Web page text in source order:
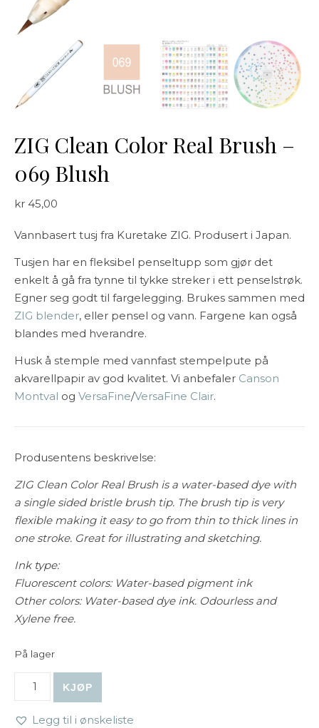
ZIG Clean Color Real Brush –
069 Blush
kr 45,00
Vannbasert tusj fra Kuretake ZIG. Produsert i Japan.
Tusjen har en fleksibel penseltupp som gjør det
enkelt å gå fra tynne til tykke streker i ett penselstrøk.
Egner seg godt til fargelegging. Brukes sammen med
ZIG blender, eller pensel og vann. Fargene kan også
blandes med hverandre.
Husk å stemple med vannfast stempelpute på
akvarellpapir av god kvalitet. Vi anbefaler Canson
Montval og VersaFine/VersaFine Clair.
Produsentens beskrivelse:
ZIG Clean Color Real Brush is a water-based dye with
a single sided bristle brush tip. The brush tip is very
flexible making it easy to go from thin to thick lines in
one stroke. Great for illustrating and sketching.
Ink type:
Fluorescent colors: Water-based pigment ink
Other colors: Water-based dye ink. Odourless and
Xylene free.
På lager
KJØP
Legg til i ønskeliste